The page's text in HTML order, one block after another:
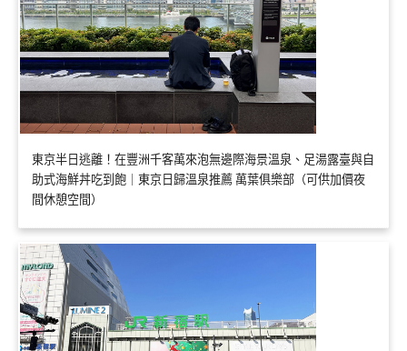
東京半日逃離！在豐洲千客萬來泡無邊際海景溫泉、足湯露臺與自
助式海鮮丼吃到飽｜東京日歸溫泉推薦 萬葉俱樂部（可供加價夜
間休憩空間）